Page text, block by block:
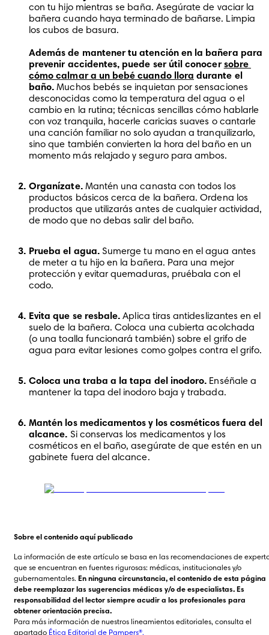
con tu hijo mientras se baña. Asegúrate de vaciar la
bañera cuando haya terminado de bañarse. Limpia
los cubos de basura.
Además de mantener tu atención en la bañera para
prevenir accidentes, puede ser útil conocer sobre
cómo calmar a un bebé cuando llora durante el
baño. Muchos bebés se inquietan por sensaciones
desconocidas como la temperatura del agua o el
cambio en la rutina; técnicas sencillas cómo hablarle
con voz tranquila, hacerle caricias suaves o cantarle
una canción familiar no solo ayudan a tranquilizarlo,
sino que también convierten la hora del baño en un
momento más relajado y seguro para ambos.
Organízate. Mantén una canasta con todos los
productos básicos cerca de la bañera. Ordena los
productos que utilizarás antes de cualquier actividad,
de modo que no debas salir del baño.
Prueba el agua. Sumerge tu mano en el agua antes
de meter a tu hijo en la bañera. Para una mejor
protección y evitar quemaduras, pruébala con el
codo.
Evita que se resbale. Aplica tiras antideslizantes en el
suelo de la bañera. Coloca una cubierta acolchada
(o una toalla funcionará también) sobre el grifo de
agua para evitar lesiones como golpes contra el grifo.
Coloca una traba a la tapa del inodoro. Enséñale a
mantener la tapa del inodoro baja y trabada.
Mantén los medicamentos y los cosméticos fuera del
alcance. Si conservas los medicamentos y los
cosméticos en el baño, asegúrate de que estén en un
gabinete fuera del alcance.
Sobre el contenido aquí publicado
La información de este artículo se basa en las recomendaciones de
que se encuentran en fuentes rigurosas: médicas, institucionales y/o
gubernamentales. En ninguna circunstancia, el contenido de esta página
debe reemplazar las sugerencias médicas y/o de especialistas. Es
responsabilidad del lector siempre acudir a los profesionales para
obtener orientación precisa.
Para más información de nuestros lineamientos editoriales, consulta el
apartado Ética Editorial de Pampers®.